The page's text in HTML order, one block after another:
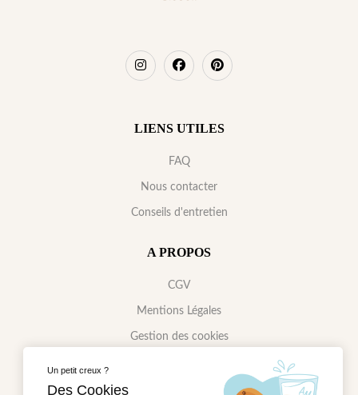
LIENS UTILES
FAQ
Nous contacter
Conseils d'entretien
A PROPOS
CGV
Mentions Légales
Gestion des cookies
Un petit creux ?
Des Cookies